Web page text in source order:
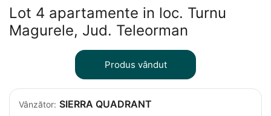
Lot 4 apartamente in loc. Turnu
Magurele, Jud. Teleorman
Produs vândut
Vânzător: SIERRA QUADRANT